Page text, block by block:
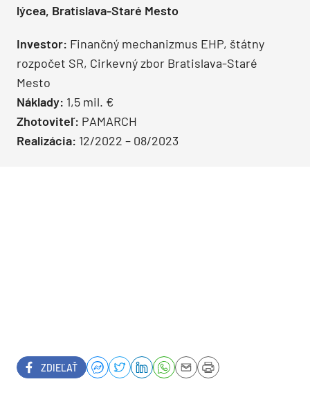
lýcea, Bratislava-Staré Mesto
Investor: Finančný mechanizmus EHP, štátny
rozpočet SR, Cirkevný zbor Bratislava-Staré
Mesto
Náklady: 1,5 mil. €
Zhotoviteľ: PAMARCH
Realizácia: 12/2022 – 08/2023
ZDIEĽAŤ